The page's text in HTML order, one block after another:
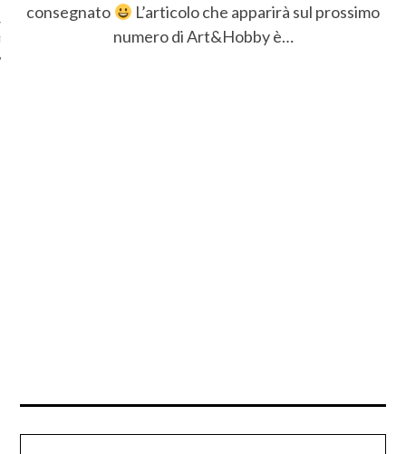
DI ACCESSO AI DATI
consegnato
L’articolo che apparirà sul prossimo
numero di Art&Hobby è…